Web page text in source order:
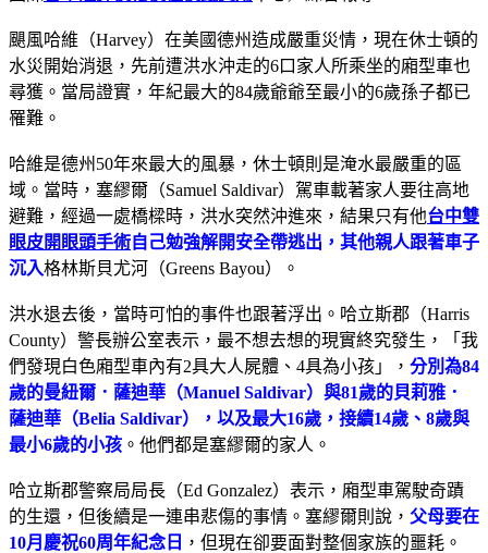
颶風哈維（Harvey）在美國德州造成嚴重災情，現在休士頓的
水災開始消退，先前遭洪水沖走的6口家人所乘坐的廂型車也
尋獲。當局證實，年紀最大的84歲爺爺至最小的6歲孫子都已
罹難。
哈維是德州50年來最大的風暴，休士頓則是淹水最嚴重的區
域。當時，塞繆爾（Samuel Saldivar）駕車載著家人要往高地
避難，經過一處橋樑時，洪水突然沖進來，結果只有他台中雙
眼皮開眼頭手術自己勉強解開安全帶逃出，其他親人跟著車子
沉入格林斯貝尤河（Greens Bayou）。
洪水退去後，當時可怕的事件也跟著浮出。哈立斯郡（Harris
County）警長辦公室表示，最不想去想的現實終究發生，「我
們發現白色廂型車內有2具大人屍體、4具為小孩」， 分別為84
歲的曼紐爾．薩迪華（Manuel Saldivar）與81歲的貝莉雅．
薩迪華（Belia Saldivar），以及最大16歲，接續14歲、8歲與
最小6歲的小孩 。他們都是塞繆爾的家人。
哈立斯郡警察局局長（Ed Gonzalez）表示，廂型車駕駛奇蹟
的生還，但後續是一連串悲傷的事情。塞繆爾則說， 父母要在
10月慶祝60周年紀念日 ，但現在卻要面對整個家族的噩耗。